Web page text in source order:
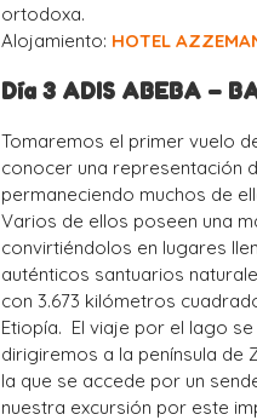
ortodoxa.
Alojamiento: HOTEL
Día 3 ADIS ABEBA –
Tomaremos el primer vuelo
conocer una representación
permaneciendo muchos de
Varios de ellos poseen una
convirtiéndolos en lugares
auténticos santuarios
con 3.673 kilómetros
Etiopía. El viaje por el lago
dirigiremos a la península de
la que se accede por un
nuestra excursión por este